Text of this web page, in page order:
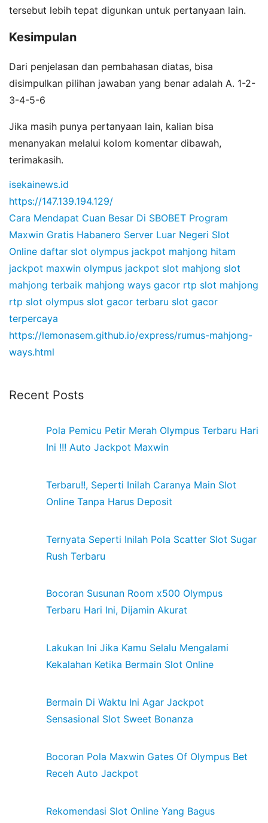
tersebut lebih tepat digunkan untuk pertanyaan lain.
Kesimpulan
Dari penjelasan dan pembahasan diatas, bisa
disimpulkan pilihan jawaban yang benar adalah A. 1-2-
3-4-5-6
Jika masih punya pertanyaan lain, kalian bisa
menanyakan melalui kolom komentar dibawah,
terimakasih.
isekainews.id
https://147.139.194.129/
Cara Mendapat Cuan Besar Di SBOBET Program
Maxwin Gratis Habanero Server Luar Negeri Slot
Online daftar slot olympus jackpot mahjong hitam
jackpot maxwin olympus jackpot slot mahjong slot
mahjong terbaik mahjong ways gacor rtp slot mahjong
rtp slot olympus slot gacor terbaru slot gacor
terpercaya
https://lemonasem.github.io/express/rumus-mahjong-
ways.html
Recent Posts
Pola Pemicu Petir Merah Olympus Terbaru Hari
Ini !!! Auto Jackpot Maxwin
Terbaru!!, Seperti Inilah Caranya Main Slot
Online Tanpa Harus Deposit
Ternyata Seperti Inilah Pola Scatter Slot Sugar
Rush Terbaru
Bocoran Susunan Room x500 Olympus
Terbaru Hari Ini, Dijamin Akurat
Lakukan Ini Jika Kamu Selalu Mengalami
Kekalahan Ketika Bermain Slot Online
Bermain Di Waktu Ini Agar Jackpot
Sensasional Slot Sweet Bonanza
Bocoran Pola Maxwin Gates Of Olympus Bet
Receh Auto Jackpot
Rekomendasi Slot Online Yang Bagus